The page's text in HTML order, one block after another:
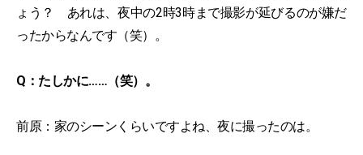
ょう？ あれは、夜中の2時3時まで撮影が延びるのが嫌だ
ったからなんです（笑）。
Q：たしかに……（笑）。
前原：家のシーンくらいですよね、夜に撮ったのは。